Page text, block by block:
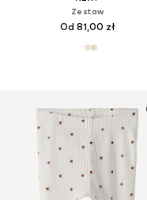
Zestaw
Od 81,00 zł